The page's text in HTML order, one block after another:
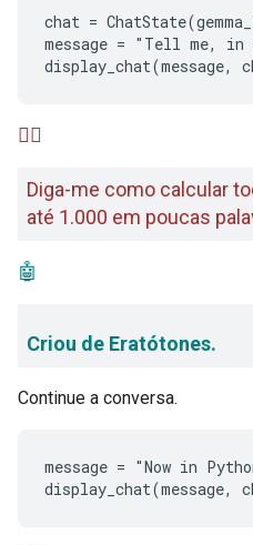
chat =
message = "Tell me, in
🙋‍♂️
Diga-me como calcular
até 1.000 em poucas
🤖
Criou de Eratótones.
Continue a conversa.
message = "Now in